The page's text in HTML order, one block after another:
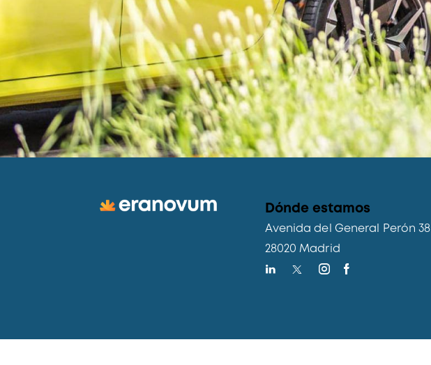
Dónde estamos
Avenida del General Perón 38
28020 Madrid